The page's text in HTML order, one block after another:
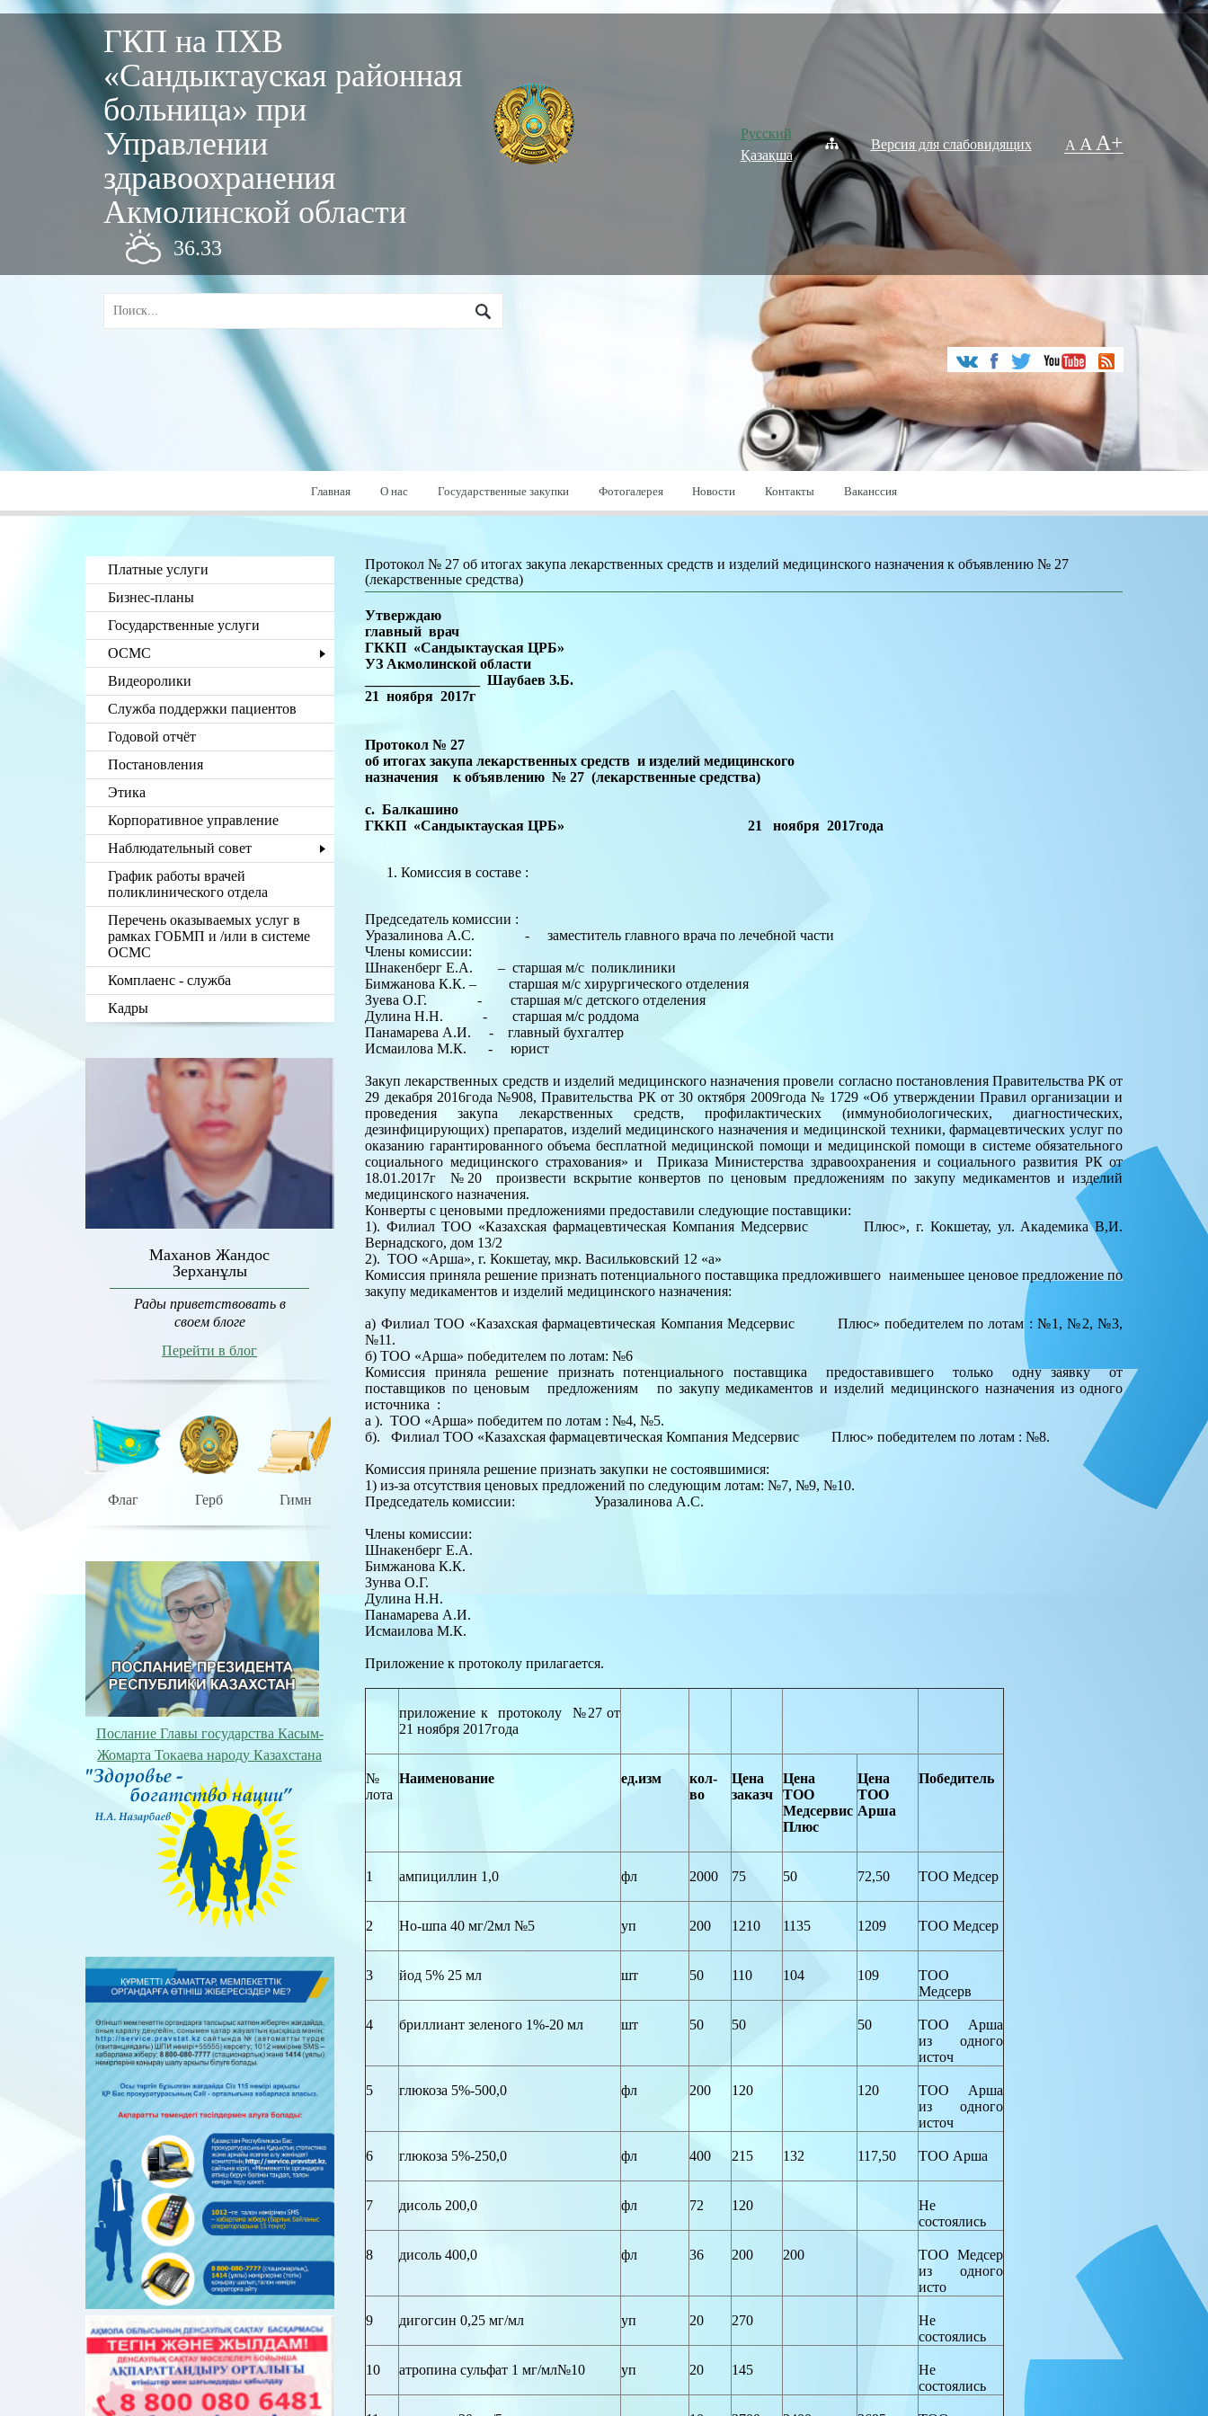
ГКП на ПХВ
«Сандыктауская районная
больница» при
Управлении
здравоохранения
Акмолинской области
36.33
Русский
Қазақша
Версия для слабовидящих A A A+
Главная О нас Государственные закупки Фотогалерея Новости Контакты Ваканссия
Платные услуги
Бизнес-планы
Государственные услуги
ОСМС
Видеоролики
Служба поддержки пациентов
Годовой отчёт
Постановления
Этика
Корпоративное управление
Наблюдательный совет
График работы врачей
поликлинического отдела
Перечень оказываемых услуг в
рамках ГОБМП и /или в системе
ОСМС
Комплаенс - служба
Кадры
Маханов Жандос
Зерханұлы
Рады приветствовать в
своем блоге
Перейти в блог
Флаг Герб Гимн
Послание Главы государства Касым-
Жомарта Токаева народу Казахстана
Протокол № 27 об итогах закупа лекарственных средств и изделий медицинского назначения к объявлению № 27
(лекарственные средства)
Утверждаю
главный врач
ГККП «Сандыктауская ЦРБ»
УЗ Акмолинской области
________________ Шаубаев З.Б.
21 ноября 2017г
Протокол № 27
об итогах закупа лекарственных средств и изделий медицинского
назначения к объявлению № 27 (лекарственные средства)
с. Балкашино
ГККП «Сандыктауская ЦРБ» 21 ноября 2017года
Комиссия в составе :
Председатель комиссии :
Уразалинова А.С. - заместитель главного врача по лечебной части
Члены комиссии:
Шнакенберг Е.А. – старшая м/с поликлиники
Бимжанова К.К. – старшая м/с хирургического отделения
Зуева О.Г. - старшая м/с детского отделения
Дулина Н.Н. - старшая м/с роддома
Панамарева А.И. - главный бухгалтер
Исмаилова М.К. - юрист
Закуп лекарственных средств и изделий медицинского назначения провели согласно постановления Правительства РК от
29 декабря 2016года №908, Правительства РК от 30 октября 2009года № 1729 «Об утверждении Правил организации и
проведения закупа лекарственных средств, профилактических (иммунобиологических, диагностических,
дезинфицирующих) препаратов, изделий медицинского назначения и медицинской техники, фармацевтических услуг по
оказанию гарантированного объема бесплатной медицинской помощи и медицинской помощи в системе обязательного
социального медицинского страхования» и Приказа Министерства здравоохранения и социального развития РК от
18.01.2017г №20 произвести вскрытие конвертов по ценовым предложениям по закупу медикаментов и изделий
медицинского назначения.
Конверты с ценовыми предложениями предоставили следующие поставщики:
1). Филиал ТОО «Казахская фармацевтическая Компания Медсервис Плюс», г. Кокшетау, ул. Академика В,И.
Вернадского, дом 13/2
2). ТОО «Арша», г. Кокшетау, мкр. Васильковский 12 «а»
Комиссия приняла решение признать потенциального поставщика предложившего наименьшее ценовое предложение по
закупу медикаментов и изделий медицинского назначения:
а) Филиал ТОО «Казахская фармацевтическая Компания Медсервис Плюс» победителем по лотам : №1, №2, №3,
№11.
б) ТОО «Арша» победителем по лотам: №6
Комиссия приняла решение признать потенциального поставщика предоставившего только одну заявку от
поставщиков по ценовым предложениям по закупу медикаментов и изделий медицинского назначения из одного
источника :
а ). ТОО «Арша» победитем по лотам : №4, №5.
б). Филиал ТОО «Казахская фармацевтическая Компания Медсервис Плюс» победителем по лотам : №8.
Комиссия приняла решение признать закупки не состоявшимися:
1) из-за отсутствия ценовых предложений по следующим лотам: №7, №9, №10.
Председатель комиссии: Уразалинова А.С.
Члены комиссии:
Шнакенберг Е.А.
Бимжанова К.К.
Зунва О.Г.
Дулина Н.Н.
Панамарева А.И.
Исмаилова М.К.
Приложение к протоколу прилагается.
приложение к протоколу №27 от
21 ноября 2017года
№
лота
Наименование ед.изм
кол-
во
Цена
заказч
Цена
ТОО
Медсервис
Плюс
Цена
ТОО
Арша
Победитель
1 ампициллин 1,0 фл 2000 75 50 72,50 ТОО Медсер
2 Но-шпа 40 мг/2мл №5 уп 200 1210 1135 1209 ТОО Медсер
3 йод 5% 25 мл шт 50 110 104 109
ТОО
Медсерв
4 бриллиант зеленого 1%-20 мл шт 50 50 50
ТОО Арша
из одного
источ
5 глюкоза 5%-500,0 фл 200 120 120
ТОО Арша
из одного
источ
6 глюкоза 5%-250,0 фл 400 215 132 117,50 ТОО Арша
7 дисоль 200,0 фл 72 120
Не
состоялись
8 дисоль 400,0 фл 36 200 200
ТОО Медсер
из одного
исто
9 дигогсин 0,25 мг/мл уп 20 270
Не
состоялись
10 атропина сульфат 1 мг/мл№10 уп 20 145
Не
состоялись